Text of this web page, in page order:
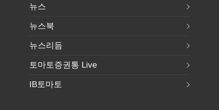
뉴스
뉴스북
뉴스리듬
토마토증권통 Live
IB토마토